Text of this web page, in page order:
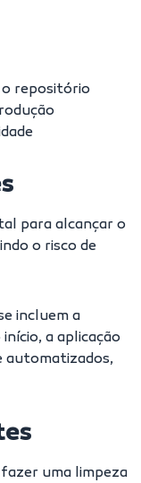
o repositório
para alcançar o
o risco de
incluem a
a aplicação
automatizados,
uma limpeza